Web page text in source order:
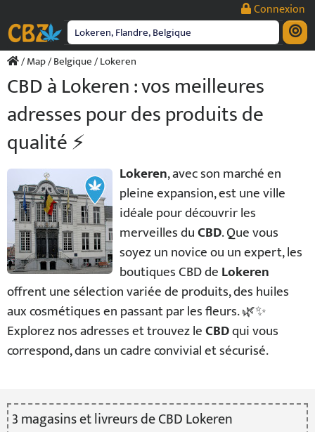
contenu
Connexion
/Map/Belgique/ Lokeren
CBD à Lokeren : vos meilleures
adresses pour des produits de
qualité ⚡
Lokeren, avec son marché en
pleine expansion, est une ville
idéale pour découvrir les
merveilles duCBD. Que vous
soyez un novice ou un expert, les
boutiques CBD deLokeren
offrent une sélection variée de produits, des huiles
aux cosmétiques en passant par les fleurs. 🌿✨
Explorez nos adresses et trouvez leCBDqui vous
correspond, dans un cadre convivial et sécurisé.
3magasinset livreursde CBD Lokeren